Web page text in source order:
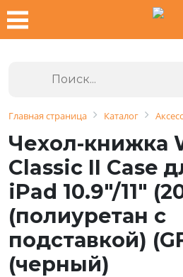
Главная страница Каталог
Чехол-книжка
Classic II Case
iPad 10.9"/11"
(полиуретан с
подставкой)
(черный)